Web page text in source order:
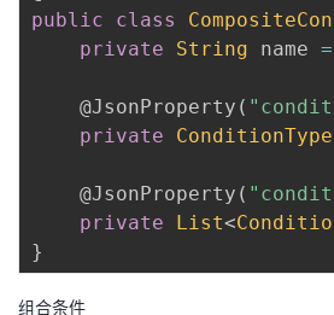
public
class
private
String name =
@JsonProperty (
private
@JsonProperty (
private
List<
}
组合条件